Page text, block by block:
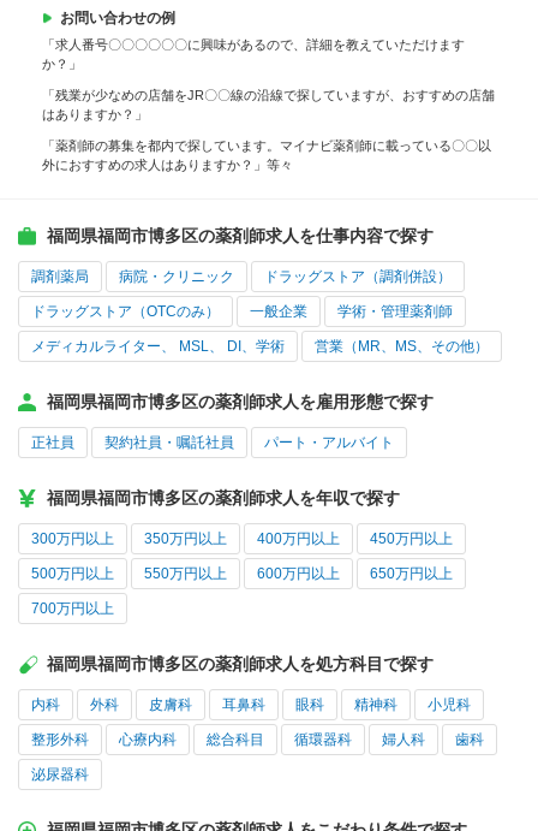
お問い合わせの例
「求人番号〇〇〇〇〇〇に興味があるので、詳細を教えていただけます
か？」
「残業が少なめの店舗をJR〇〇線の沿線で探していますが、おすすめの店舗
はありますか？」
「薬剤師の募集を都内で探しています。マイナビ薬剤師に載っている〇〇以
外におすすめの求人はありますか？」等々
福岡県福岡市博多区の薬剤師求人を仕事内容で探す
調剤薬局 病院・クリニック ドラッグストア（調剤併設）
ドラッグストア（OTCのみ） 一般企業 学術・管理薬剤師
メディカルライター、 MSL、 DI、学術 営業（MR、MS、その他）
福岡県福岡市博多区の薬剤師求人を雇用形態で探す
正社員 契約社員・嘱託社員 パート・アルバイト
福岡県福岡市博多区の薬剤師求人を年収で探す
300万円以上 350万円以上 400万円以上 450万円以上
500万円以上 550万円以上 600万円以上 650万円以上
700万円以上
福岡県福岡市博多区の薬剤師求人を処方科目で探す
内科 外科 皮膚科 耳鼻科 眼科 精神科 小児科
整形外科 心療内科 総合科目 循環器科 婦人科 歯科
泌尿器科